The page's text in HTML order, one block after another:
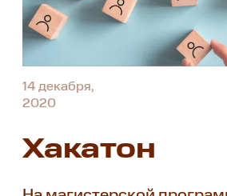
14 декабря,
2020
Хакатон